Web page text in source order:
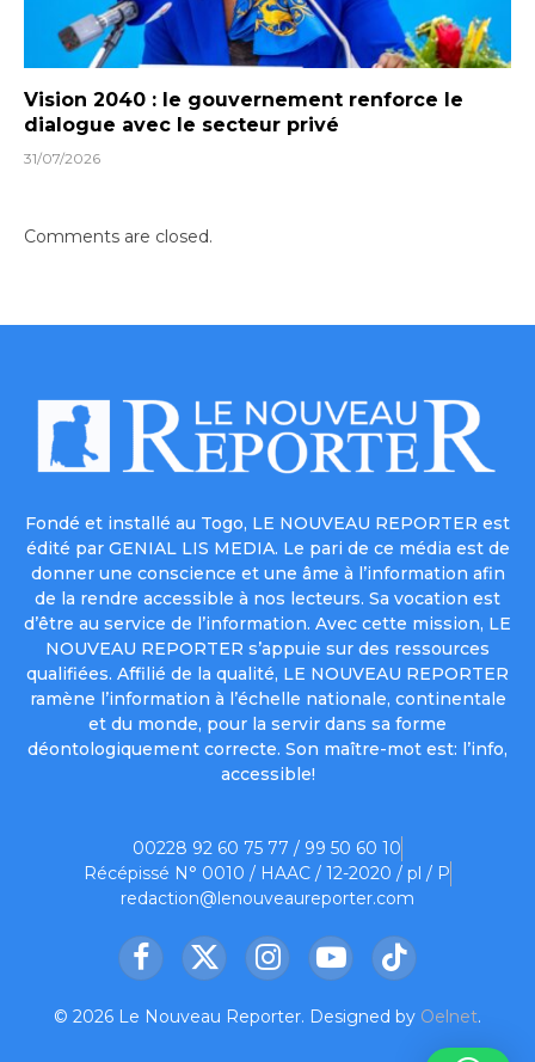
Vision 2040 : le gouvernement renforce le
dialogue avec le secteur privé
31/07/2026
Comments are closed.
Fondé et installé au Togo, LE NOUVEAU REPORTER est
édité par GENIAL LIS MEDIA. Le pari de ce média est de
donner une conscience et une âme à l’information afin
de la rendre accessible à nos lecteurs. Sa vocation est
d’être au service de l’information. Avec cette mission, LE
NOUVEAU REPORTER s’appuie sur des ressources
qualifiées. Affilié de la qualité, LE NOUVEAU REPORTER
ramène l’information à l’échelle nationale, continentale
et du monde, pour la servir dans sa forme
déontologiquement correcte. Son maître-mot est: l’info,
accessible!
00228 92 60 75 77 / 99 50 60 10
Récépissé N° 0010 / HAAC / 12-2020 / pl / P
redaction@lenouveaureporter.com
Facebook
X
InstagramYouTubeTikTok
© 2026 Le Nouveau Reporter. Designed by Oelnet.